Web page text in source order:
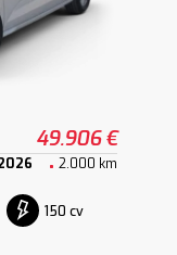
49.906 €
2.000 km
150 cv